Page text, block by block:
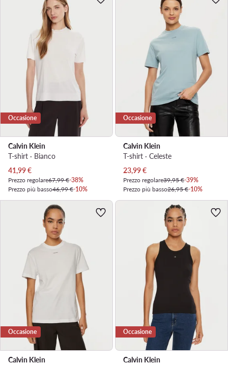
Occasione
Calvin Klein
T-shirt · Bianco
Prezzo attuale
41,99€
Prezzo regolare67,99 €-38%
Prezzo più basso46,99 €-10%
Occasione
Calvin Klein
T-shirt · Celeste
Prezzo attuale
23,99€
Prezzo regolare39,95 €-39%
Prezzo più basso26,95 €-10%
Occasione
Calvin Klein
Occasione
Calvin Klein